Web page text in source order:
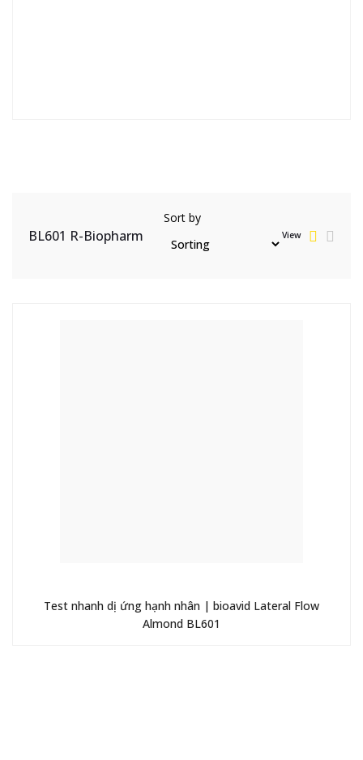
BL601 R-Biopharm
Sort by
View
Test nhanh dị ứng hạnh nhân | bioavid Lateral Flow
Almond BL601